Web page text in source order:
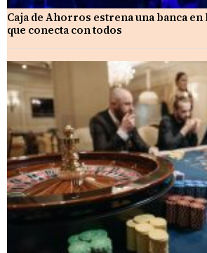
Caja de Ahorros estrena una banca
que conecta con todos